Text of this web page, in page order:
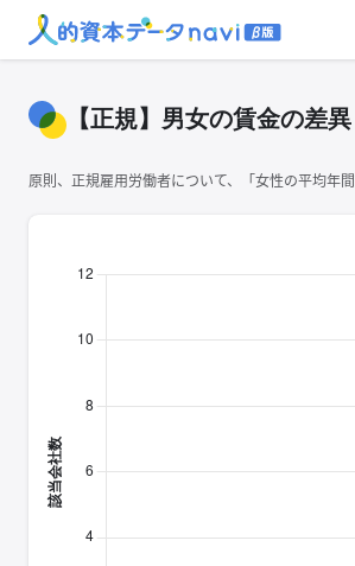
【正規】男女の賃金の差異
原則、正規雇用労働者について、「女性の平均